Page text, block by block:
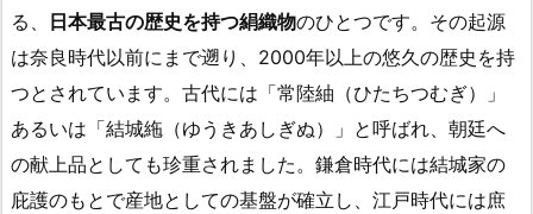
る、
日本最古の歴史を持つ絹織物のひとつです。その起源
は奈良時代以前にまで遡り、2000年以上の悠久の歴史を持
つとされています。古代には「常陸紬（ひたちつむぎ）」
あるいは「結城絁（ゆうきあしぎぬ）」と呼ばれ、朝廷へ
の献上品としても珍重されました。鎌倉時代には結城家の
庇護のもとで産地としての基盤が確立し、江戸時代には庶